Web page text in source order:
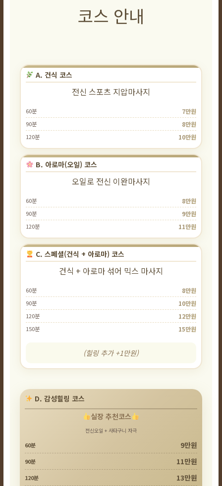
코스 안내
A. 건식 코스
전신 스포츠 지압마사지
60분 7만원
90분 8만원
120분 10만원
B. 아로마(오일) 코스
오일로 전신 이완마사지
60분 8만원
90분 9만원
120분 11만원
C. 스페셜(건식 + 아로마) 코스
건식 + 아로마 섞어 믹스 마사지
60분 8만원
90분 10만원
120분 12만원
150분 15만원
(힐링 추가 +1만원)
D. 감성힐링 코스
실장 추천코스
전신오일 + 사타구니 자극
60분 9만원
90분 11만원
120분 13만원